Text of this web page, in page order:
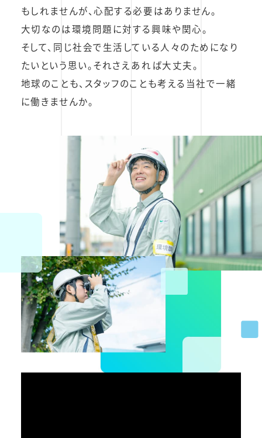
もしれませんが、心配する必要はありません。
大切なのは環境問題に対する興味や関心。
そして、同じ社会で生活している人々のためになり
たいという思い。それさえあれば大丈夫。
地球のことも、スタッフのことも考える当社で一緒
に働きませんか。